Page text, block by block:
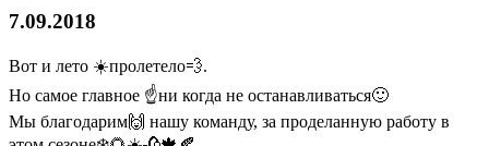
7.09.2018
Вот и лето ☀️пролетело💨.
Но самое главное ☝️ни когда не останавливаться🙂
Мы благодарим🙌 нашу команду, за проделанную работу в